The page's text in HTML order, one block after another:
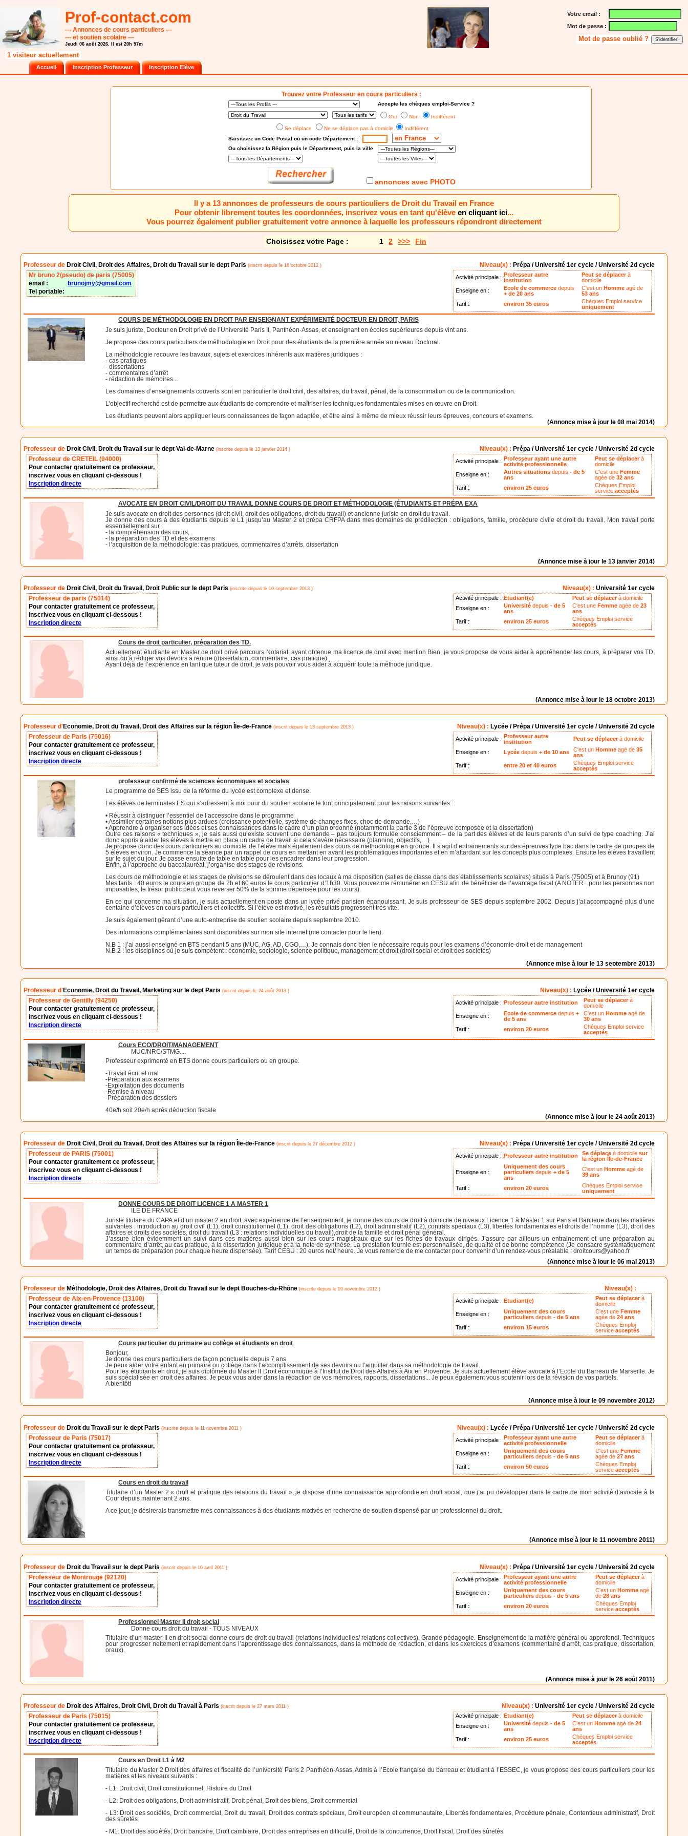
Prof-contact.com
--- Annonces de cours particuliers ---
--- et soutien scolaire ---
Jeudi 06 août 2026. Il est 20h 57m
Votre email :
Mot de passe :
Mot de passe oublié ?
1 visiteur actuellement
Accueil Inscription Professeur Inscription Elève
Trouvez votre Professeur en cours particuliers :
Accepte les chèques emploi-Service ?
Oui Non Indifférent
Se déplace Ne se déplace pas à domicile
Indifférent
Saisissez un Code Postal ou un code Département :
Ou choisissez la Région puis le Département, puis la ville
annonces avec PHOTO
Il y a 13 annonces de professeurs de cours particuliers de Droit du Travail en France
Pour obtenir librement toutes les coordonnées, inscrivez vous en tant qu'élève en cliquant ici...
Vous pourrez également publier gratuitement votre annonce à laquelle les professeurs répondront directement
Choisissez votre Page : 1 2 >>> Fin
Professeur de Droit Civil, Droit des Affaires, Droit du Travail sur le dept Paris (inscrit depuis le 16 octobre 2012 ) Niveau(x) : Prépa / Université 1er cycle / Université 2d cycle
Activité principale : Professeur autre
institution
Peut se déplacerà
domicile
Enseigne en :
Ecole de commerce depuis
+ de 20 ans
C'est un Homme agé de
53 ans
Tarif :
environ 35 euros
Chèques Emploi service
uniquement
Mr bruno 2(pseudo) de paris (75005)
email :
brunojmy@gmail.com
Tel portable:
COURS DE MÉTHODOLOGIE EN DROIT PAR ENSEIGNANT EXPÉRIMENTÉ DOCTEUR EN DROIT, PARIS
Je suis juriste, Docteur en Droit privé de l’Université Paris II, Panthéon-Assas, et enseignant en écoles supérieures depuis vint ans.
Je propose des cours particuliers de méthodologie en Droit pour des étudiants de la première année au niveau Doctoral.
La méthodologie recouvre les travaux, sujets et exercices inhérents aux matières juridiques :
- cas pratiques
- dissertations
- commentaires d’arrêt
- rédaction de mémoires...
Les domaines d’enseignements couverts sont en particulier le droit civil, des affaires, du travail, pénal, de la consommation ou de la communication.
L’objectif recherché est de permettre aux étudiants de comprendre et maîtriser les techniques fondamentales mises en œuvre en Droit.
Les étudiants peuvent alors appliquer leurs connaissances de façon adaptée, et être ainsi à même de mieux réussir leurs épreuves, concours et examens.
(Annonce mise à jour le 08 mai 2014)
Professeur de Droit Civil, Droit du Travail sur le dept Val-de-Marne (inscrite depuis le 13 janvier 2014 ) Niveau(x) : Prépa / Université 1er cycle / Université 2d cycle
Activité principale : Professeur ayant une autre
activité professionnelle
Peut se déplacerà
domicile
Enseigne en :
Autres situations depuis- de 5
ans
C'est une Femme
agée de32 ans
Tarif :
environ 25 euros
Chèques Emploi
serviceacceptés
Professeur de CRETEIL (94000)
Pour contacter gratuitement ce professeur,
inscrivez vous en cliquant ci-dessous !
Inscription directe
AVOCATE EN DROIT CIVIL/DROIT DU TRAVAIL DONNE COURS DE DROIT ET MÉTHODOLOGIE (ÉTUDIANTS ET PRÉPA EXA
Je suis avocate en droit des personnes (droit civil, droit des obligations, droit du travail) et ancienne juriste en droit du travail.
Je donne des cours à des étudiants depuis le L1 jusqu’au Master 2 et prépa CRFPA dans mes domaines de prédilection : obligations, famille, procédure civile et droit du travail. Mon travail porte
essentiellement sur :
- la compréhension des cours,
- la préparation des TD et des examens
- l’acquisition de la méthodologie: cas pratiques, commentaires d’arrêts, dissertation
(Annonce mise à jour le 13 janvier 2014)
Professeur de Droit Civil, Droit du Travail, Droit Public sur le dept Paris (inscrite depuis le 10 septembre 2013 ) Niveau(x) : Université 1er cycle
Activité principale : Etudiant(e) Peut se déplacerà domicile
Enseigne en :
Université depuis- de 5
ans
C'est uneFemme agée de23
ans
Tarif :
environ 25 euros
Chèques Emploi service
acceptés
Professeur de paris (75014)
Pour contacter gratuitement ce professeur,
inscrivez vous en cliquant ci-dessous !
Inscription directe
Cours de droit particulier, préparation des TD.
Actuellement étudiante en Master de droit privé parcours Notariat, ayant obtenue ma licence de droit avec mention Bien, je vous propose de vous aider à appréhender les cours, à préparer vos TD,
ainsi qu’à rédiger vos devoirs à rendre (dissertation, commentaire, cas pratique).
Ayant déjà de l’expérience en tant que tuteur de droit, je vais pouvoir vous aider à acquérir toute la méthode juridique.
(Annonce mise à jour le 18 octobre 2013)
Professeur d'Economie, Droit du Travail, Droit des Affaires sur la région Île-de-France (inscrit depuis le 13 septembre 2013 ) Niveau(x) : Lycée / Prépa / Université 1er cycle / Université 2d cycle
Activité principale : Professeur autre
institution
Peut se déplacerà domicile
Enseigne en : Lycée depuis+ de 10 ans C'est un Homme agé de35
ans
Tarif :
entre 20 et 40 euros
Chèques Emploi service
acceptés
Professeur de Paris (75016)
Pour contacter gratuitement ce professeur,
inscrivez vous en cliquant ci-dessous !
Inscription directe
professeur confirmé de sciences économiques et sociales
Le programme de SES issu de la réforme du lycée est complexe et dense.
Les élèves de terminales ES qui s’adressent à moi pour du soutien scolaire le font principalement pour les raisons suivantes :
• Réussir à distinguer l’essentiel de l’accessoire dans le programme
• Assimiler certaines notions plus ardues (croissance potentielle, système de changes fixes, choc de demande,…)
• Apprendre à organiser ses idées et ses connaissances dans le cadre d’un plan ordonné (notamment la partie 3 de l’épreuve composée et la dissertation)
Outre ces raisons « techniques », je sais aussi qu’existe souvent une demande – pas toujours formulée consciemment – de la part des élèves et de leurs parents d’un suivi de type coaching. J’ai
donc appris à aider les élèves à mettre en place un cadre de travail si cela s’avère nécessaire (planning, objectifs,…)
Je propose donc des cours particuliers au domicile de l’élève mais également des cours de méthodologie en groupe. Il s’agit d’entrainements sur des épreuves type bac dans le cadre de groupes de
5 élèves environ. Je commence la séance par un rappel de cours en mettant en avant les problématiques importantes et en m’attardant sur les concepts plus complexes. Ensuite les élèves travaillent
sur le sujet du jour. Je passe ensuite de table en table pour les encadrer dans leur progression.
Enfin, à l’approche du baccalauréat, j’organise des stages de révisions.
Les cours de méthodologie et les stages de révisions se déroulent dans des locaux à ma disposition (salles de classe dans des établissements scolaires) situés à Paris (75005) et à Brunoy (91)
Mes tarifs : 40 euros le cours en groupe de 2h et 60 euros le cours particulier d’1h30. Vous pouvez me rémunérer en CESU afin de bénéficier de l’avantage fiscal (A NOTER : pour les personnes non
imposables, le trésor public peut vous reverser 50% de la somme dépensée pour les cours).
En ce qui concerne ma situation, je suis actuellement en poste dans un lycée privé parisien épanouissant. Je suis professeur de SES depuis septembre 2002. Depuis j’ai accompagné plus d’une
centaine d’élèves en cours particuliers et collectifs. Si l’élève est motivé, les résultats progressent très vite.
Je suis également gérant d’une auto-entreprise de soutien scolaire depuis septembre 2010.
Des informations complémentaires sont disponibles sur mon site internet (me contacter pour le lien).
N.B 1 : j’ai aussi enseigné en BTS pendant 5 ans (MUC, AG, AD, CGO,…). Je connais donc bien le nécessaire requis pour les examens d’économie-droit et de management
N.B 2 : les disciplines où je suis compétent : économie, sociologie, science politique, management et droit (droit social et droit des sociétés)
(Annonce mise à jour le 13 septembre 2013)
Professeur d'Economie, Droit du Travail, Marketing sur le dept Paris (inscrit depuis le 24 août 2013 ) Niveau(x) : Lycée / Université 1er cycle
Activité principale : Professeur autre institution Peut se déplacerà
domicile
Enseigne en :
Ecole de commerce depuis+
de 5 ans
C'est un Homme agé de
30 ans
Tarif :
environ 20 euros
Chèques Emploi service
acceptés
Professeur de Gentilly (94250)
Pour contacter gratuitement ce professeur,
inscrivez vous en cliquant ci-dessous !
Inscription directe
Cours ECO/DROIT/MANAGEMENT
MUC/NRC/STMG....
Professeur exprimenté en BTS donne cours particuliers ou en groupe.
-Travail écrit et oral
-Préparation aux examens
-Exploitation des documents
-Remise à niveau
-Préparation des dossiers
40e/h soit 20e/h après déduction fiscale
(Annonce mise à jour le 24 août 2013)
Professeur de Droit Civil, Droit du Travail, Droit des Affaires sur la région Île-de-France (inscrit depuis le 27 décembre 2012 ) Niveau(x) : Prépa / Université 1er cycle / Université 2d cycle
Activité principale : Professeur autre institution Se déplaceà domicilesur
la région Île-de-France
Enseigne en :
Uniquement des cours
particuliers depuis+ de 5
ans
C'est un Homme agé de
39 ans
Tarif : environ 20 euros
Chèques Emploi service
uniquement
Professeur de PARIS (75001)
Pour contacter gratuitement ce professeur,
inscrivez vous en cliquant ci-dessous !
Inscription directe
DONNE COURS DE DROIT LICENCE 1 A MASTER 1
ILE DE FRANCE
Juriste titulaire du CAPA et d’un master 2 en droit, avec expérience de l’enseignement, je donne des cours de droit à domicile de niveaux Licence 1 à Master 1 sur Paris et Banlieue dans les matières
suivantes : introduction au droit civil (L1), droit constitutionnel (L1), droit des obligations (L2), droit administratif (L2), contrats spéciaux (L3), libertés fondamentales et droits de l’homme (L3), droit des
affaires et droits des sociétés, droit du travail (L3 : relations individuelles du travail),droit de la famille et droit pénal général.
J’assure bien évidemment un suivi dans ces matières aussi bien sur les cours magistraux que sur les fiches de travaux dirigés. J’assure par ailleurs un entrainement et une préparation au
commentaire d’arrêt, au cas pratique, à la dissertation juridique et à la note de synthèse. La prestation fournie est personnalisée, de qualité et de bonne compétence (Je consacre systématiquement
un temps de préparation pour chaque heure dispensée). Tarif CESU : 20 euros net/ heure. Je vous remercie de me contacter pour convenir d’un rendez-vous préalable : droitcours@yahoo.fr
(Annonce mise à jour le 06 mai 2013)
Professeur de Méthodologie, Droit des Affaires, Droit du Travail sur le dept Bouches-du-Rhône (inscrite depuis le 09 novembre 2012 ) Niveau(x) :
Activité principale : Etudiant(e) Peut se déplacerà
domicile
Enseigne en :
Uniquement des cours
particuliers depuis- de 5 ans
C'est uneFemme
agée de24 ans
Tarif :
environ 15 euros
Chèques Emploi
serviceacceptés
Professeur de Aix-en-Provence (13100)
Pour contacter gratuitement ce professeur,
inscrivez vous en cliquant ci-dessous !
Inscription directe
Cours particulier du primaire au collège et étudiants en droit
Bonjour,
Je donne des cours particuliers de façon ponctuelle depuis 7 ans.
Je peux aider votre enfant en primaire ou collège dans l’accomplissement de ses devoirs ou l’aiguiller dans sa méthodologie de travail.
Pour les étudiants en droit, je suis diplômée du Master II Droit économique à l’Institut de Droit des Affaires à Aix en Provence. Je suis actuellement élève avocate à l’Ecole du Barreau de Marseille. Je
suis spécialisée en droit des affaires. Je peux vous aider dans la rédaction de vos mémoires, rapports, dissertations... Je peux également vous soutenir lors de la révision de vos partiels.
A bientôt!
(Annonce mise à jour le 09 novembre 2012)
Professeur deDroit du Travail sur le dept Paris (inscrite depuis le 11 novembre 2011 ) Niveau(x) : Lycée / Prépa / Université 1er cycle / Université 2d cycle
Activité principale : Professeur ayant une autre
activité professionnelle
Peut se déplacerà
domicile
Enseigne en :
Uniquement des cours
particuliers depuis- de 5 ans
C'est uneFemme
agée de27 ans
Tarif :
environ 50 euros
Chèques Emploi
serviceacceptés
Professeur de Paris (75017)
Pour contacter gratuitement ce professeur,
inscrivez vous en cliquant ci-dessous !
Inscription directe
Cours en droit du travail
Titulaire d’un Master 2 « droit et pratique des relations du travail », je dispose d’une connaissance approfondie en droit social, que j’ai pu développer dans le cadre de mon activité d’avocate à la
Cour depuis maintenant 2 ans.
A ce jour, je désirerais transmettre mes connaissances à des étudiants motivés en recherche de soutien dispensé par un professionnel du droit.
(Annonce mise à jour le 11 novembre 2011)
Professeur deDroit du Travail sur le dept Paris (inscrit depuis le 10 avril 2011 ) Niveau(x) : Prépa / Université 1er cycle / Université 2d cycle
Activité principale : Professeur ayant une autre
activité professionnelle
Peut se déplacerà
domicile
Enseigne en :
Uniquement des cours
particuliers depuis- de 5 ans
C'est unHomme agé
de28 ans
Tarif :
environ 20 euros
Chèques Emploi
serviceacceptés
Professeur de Montrouge (92120)
Pour contacter gratuitement ce professeur,
inscrivez vous en cliquant ci-dessous !
Inscription directe
Professionnel Master II droit social
Donne cours droit du travail - TOUS NIVEAUX
Titulaire d’un master II en droit social donne cours de droit du travail (relations individuelles/ relations collectives). Grande pédagogie. Enseignement de la matière général ou approfondi. Techniques
pour progresser nettement et rapidement dans l’apprentissage des connaissances, dans la méthode de rédaction, et dans les exercices d’examens (commentaire d’arrêt, cas pratique, dissertation,
oraux).
(Annonce mise à jour le 26 août 2011)
Professeur de Droit des Affaires, Droit Civil, Droit du Travail à Paris (inscrit depuis le 27 mars 2011 ) Niveau(x) : Université 1er cycle / Université 2d cycle
Activité principale : Etudiant(e) Peut se déplacerà domicile
Enseigne en :
Université depuis- de 5
ans
C'est un Homme agé de24
ans
Tarif :
environ 25 euros
Chèques Emploi service
acceptés
Professeur de Paris (75015)
Pour contacter gratuitement ce professeur,
inscrivez vous en cliquant ci-dessous !
Inscription directe
Cours en Droit L1 à M2
Titulaire du Master 2 Droit des affaires et fiscalité de l’université Paris 2 Panthéon-Assas, Admis à l’Ecole française du barreau et étudiant à l’ESSEC, je vous propose des cours particuliers pour les
matières et les niveaux suivants :
- L1: Droit civil, Droit constitutionnel, Histoire du Droit
- L2: Droit des obligations, Droit administratif, Droit pénal, Droit des biens, Droit commercial
- L3: Droit des sociétés, Droit commercial, Droit du travail, Droit des contrats spéciaux, Droit européen et communautaire, Libertés fondamentales, Procédure pénale, Contentieux administratif, Droit
des sûretés
- M1: Droit des sociétés, Droit bancaire, Droit cambiaire, Droit des entreprises en difficulté, Droit de la concurrence, Droit fiscal, Droit des sûretés